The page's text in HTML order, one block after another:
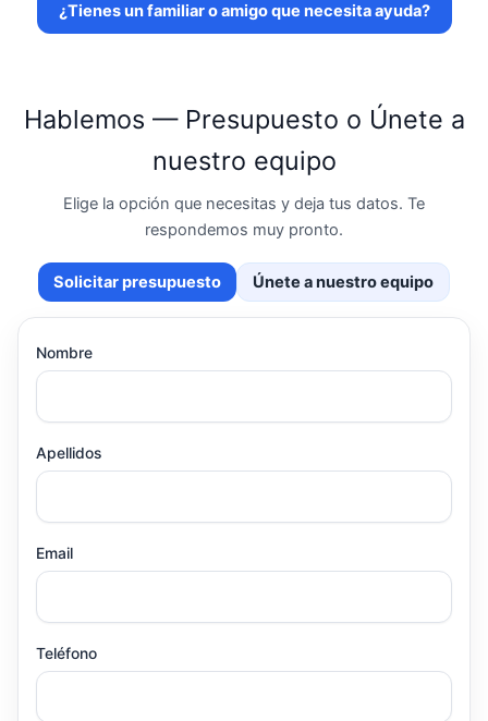
¿Tienes un familiar o amigo que necesita ayuda?
Hablemos — Presupuesto o Únete a
nuestro equipo
Elige la opción que necesitas y deja tus datos. Te
respondemos muy pronto.
Solicitar presupuesto Únete a nuestro equipo
Nombre
Apellidos
Email
Teléfono